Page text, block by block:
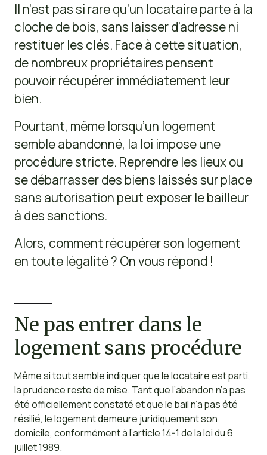
Il n’est pas si rare qu’un locataire parte à la
cloche de bois, sans laisser d’adresse ni
restituer les clés. Face à cette situation,
de nombreux propriétaires pensent
pouvoir récupérer immédiatement leur
bien.
Pourtant, même lorsqu’un logement
semble abandonné, la loi impose une
procédure stricte. Reprendre les lieux ou
se débarrasser des biens laissés sur place
sans autorisation peut exposer le bailleur
à des sanctions.
Alors, comment récupérer son logement
en toute légalité ? On vous répond !
Ne pas entrer dans le
logement sans procédure
Même si tout semble indiquer que le locataire est parti,
la prudence reste de mise. Tant que l’abandon n’a pas
été officiellement constaté et que le bail n’a pas été
résilié, le logement demeure juridiquement son
domicile, conformément à l’article 14-1 de la loi du 6
juillet 1989.